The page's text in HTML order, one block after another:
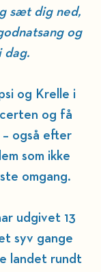
sæt dig ned,
og
dag.
og Krelle i
og få
også efter
som ikke
omgang.
udgivet 13
syv gange
landet rundt